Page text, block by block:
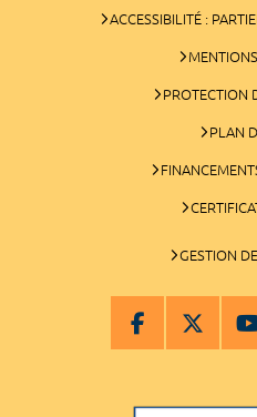
ACCESSIBILITÉ :
PROTECTION
PLAN
GESTION